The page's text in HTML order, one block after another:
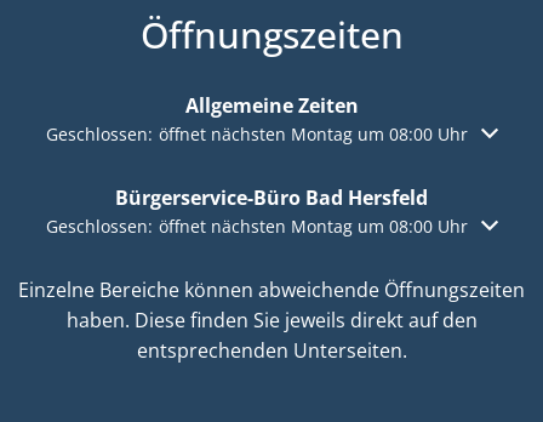
Öffnungszeiten
Allgemeine Zeiten
Klicken, um weitere Öffnungs- oder Schließzeiten
Geschlossen: öffnet nächsten Montag um 08:00 Uhr
Bürgerservice-Büro Bad Hersfeld
Klicken, um weitere Öffnungs- oder Schließzeiten
Geschlossen: öffnet nächsten Montag um 08:00 Uhr
Einzelne Bereiche können abweichende Öffnungszeiten
haben. Diese finden Sie jeweils direkt auf den
entsprechenden Unterseiten.